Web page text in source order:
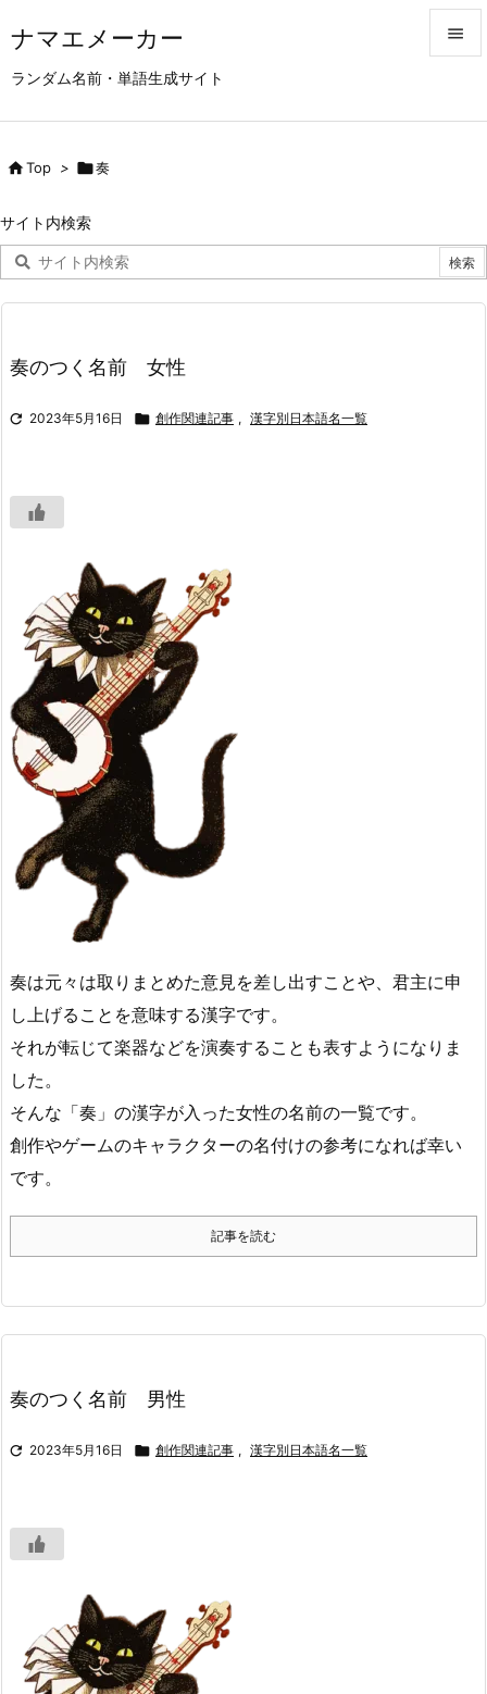
ナマエメーカー
ランダム名前・単語生成サイト


次へ

Top > 奏
サイト内検索
奏のつく名前 女性
 2023年5月16日  創作関連記事 , 漢字別日本語名一覧
奏は元々は取りまとめた意見を差し出すことや、君主に申
し上げることを意味する漢字です。
それが転じて楽器などを演奏することも表すようになりま
した。
そんな「奏」の漢字が入った女性の名前の一覧です。
創作やゲームのキャラクターの名付けの参考になれば幸い
です。
記事を読む
奏のつく名前 男性
 2023年5月16日  創作関連記事 , 漢字別日本語名一覧